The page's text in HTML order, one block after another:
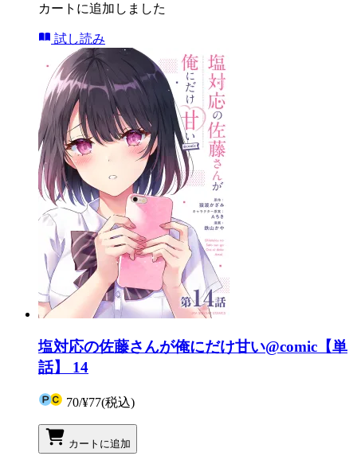
カートに追加しました
試し読み
塩対応の佐藤さんが俺にだけ甘い@comic【単
話】 14
70/¥77(税込)
カートに追加